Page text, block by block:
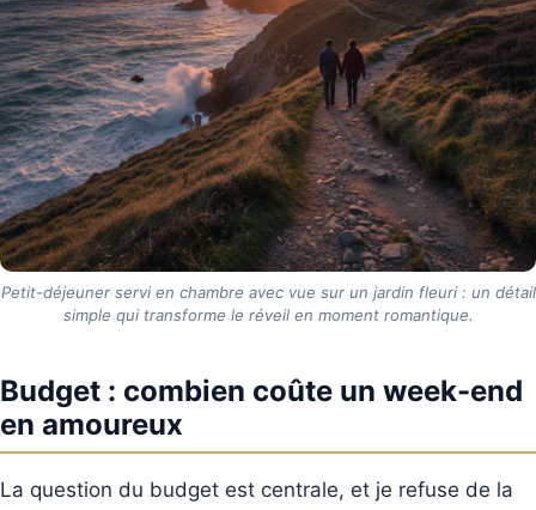
Petit-déjeuner servi en chambre avec vue sur un jardin fleuri : un détail
simple qui transforme le réveil en moment romantique.
Budget : combien coûte un week-end
en amoureux
La question du budget est centrale, et je refuse de la